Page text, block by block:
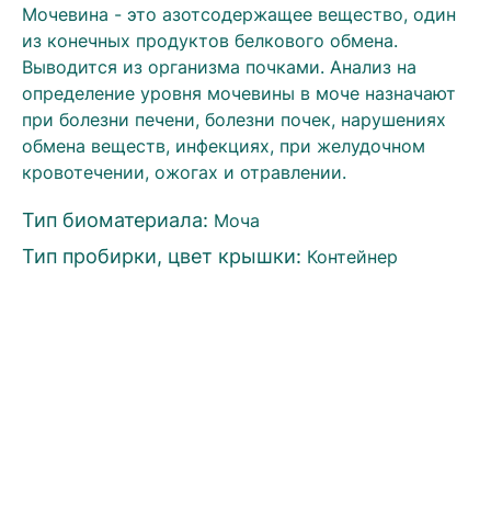
Мочевина - это азотсодержащее вещество, один
из конечных продуктов белкового обмена.
Выводится из организма почками. Анализ на
определение уровня мочевины в моче назначают
при болезни печени, болезни почек, нарушениях
обмена веществ, инфекциях, при желудочном
кровотечении, ожогах и отравлении.
Тип биоматериала: Моча
Тип пробирки, цвет крышки: Контейнер